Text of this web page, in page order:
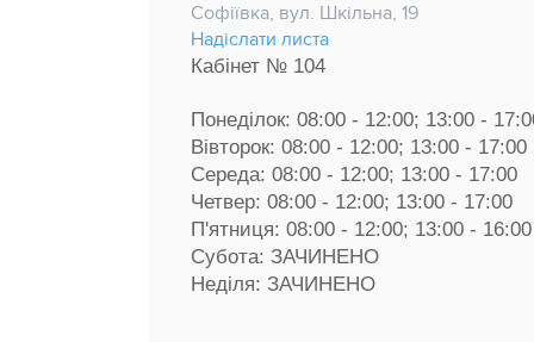
Софіївка, вул. Шкільна, 19
Надіслати листа
Кабінет № 104
Понеділок: 08:00 - 12:00; 13:00 -
Вівторок: 08:00 - 12:00; 13:00 - 17:00
Середа: 08:00 - 12:00; 13:00 - 17:00
Четвер: 08:00 - 12:00; 13:00 - 17:00
П'ятниця: 08:00 - 12:00; 13:00 - 16:00
Субота: ЗАЧИНЕНО
Неділя: ЗАЧИНЕНО